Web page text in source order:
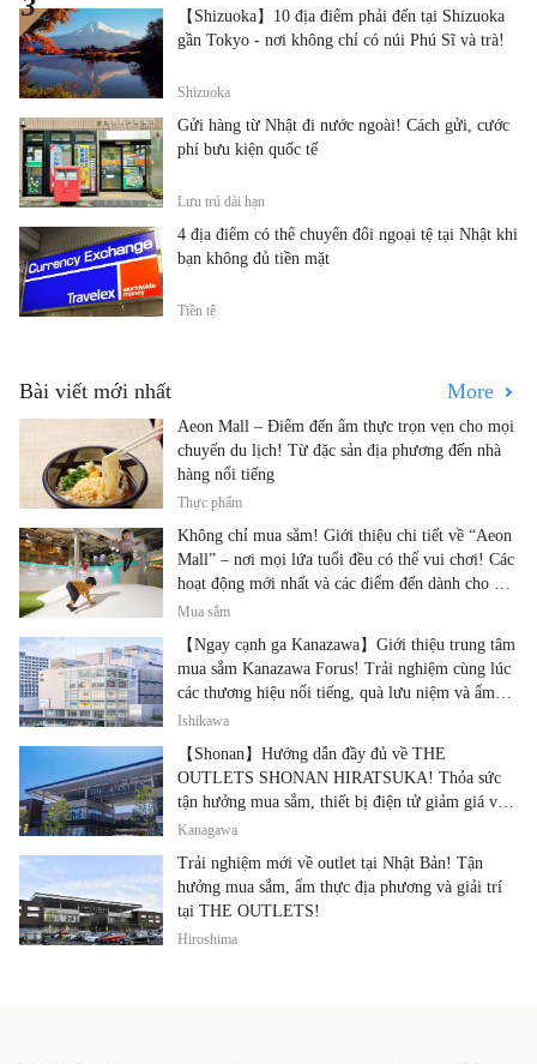
【Shizuoka】10 địa điểm phải đến tại Shizuoka
gần Tokyo - nơi không chỉ có núi Phú Sĩ và trà!
Shizuoka
Gửi hàng từ Nhật đi nước ngoài! Cách gửi, cước
phí bưu kiện quốc tế
Lưu trú dài hạn
4 địa điểm có thể chuyển đổi ngoại tệ tại Nhật khi
bạn không đủ tiền mặt
Tiền tệ
Bài viết mới nhất More
Aeon Mall – Điểm đến ẩm thực trọn vẹn cho mọi
chuyến du lịch! Từ đặc sản địa phương đến nhà
hàng nổi tiếng
Thực phẩm
Không chỉ mua sắm! Giới thiệu chi tiết về “Aeon
Mall” – nơi mọi lứa tuổi đều có thể vui chơi! Các
hoạt động mới nhất và các điểm đến dành cho gia
đình.
Mua sắm
【Ngay cạnh ga Kanazawa】Giới thiệu trung tâm
mua sắm Kanazawa Forus! Trải nghiệm cùng lúc
các thương hiệu nổi tiếng, quà lưu niệm và ẩm
thực địa phương
Ishikawa
【Shonan】Hướng dẫn đầy đủ về THE
OUTLETS SHONAN HIRATSUKA! Thỏa sức
tận hưởng mua sắm, thiết bị điện tử giảm giá và
ẩm thực địa phương tại cùng một địa điểm!
Kanagawa
Trải nghiệm mới về outlet tại Nhật Bản! Tận
hưởng mua sắm, ẩm thực địa phương và giải trí
tại THE OUTLETS!
Hiroshima